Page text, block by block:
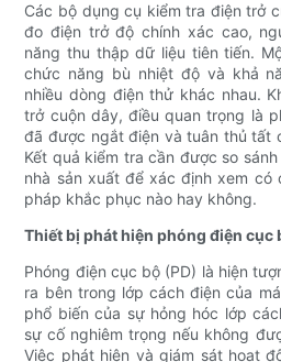
Các bộ dụng cụ kiểm tra điện trở
đo điện trở độ chính xác cao,
năng thu thập dữ liệu tiên tiến.
chức năng bù nhiệt độ và khả
nhiều dòng điện thử khác nhau.
trở cuộn dây, điều quan trọng là
đã được ngắt điện và tuân thủ tất
Kết quả kiểm tra cần được so
nhà sản xuất để xác định xem
pháp khắc phục nào hay không.
Thiết bị phát hiện phóng điện cục
Phóng điện cục bộ (PD) là hiện
ra bên trong lớp cách điện của
phổ biến của sự hỏng hóc lớp
sự cố nghiêm trọng nếu không
Việc phát hiện và giám sát hoạt